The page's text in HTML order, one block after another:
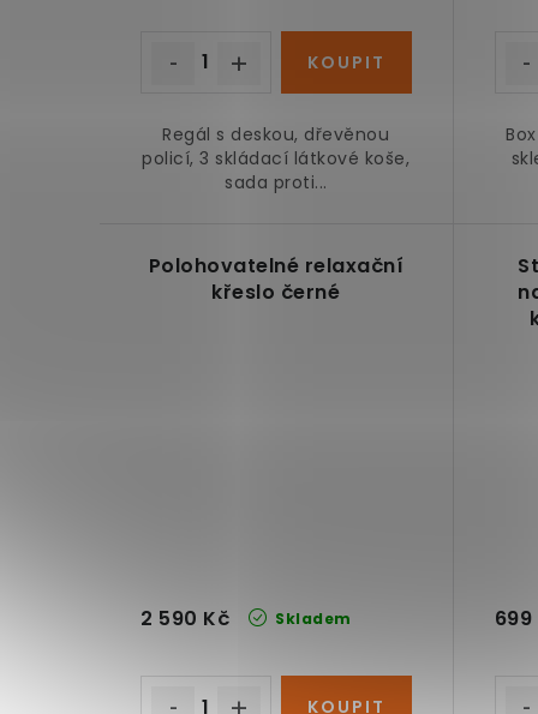
Regál s deskou, dřevěnou
policí, 3 skládací látkové koše,
sada proti...
Polohovatelné relaxační
křeslo černé
Skladem
2 590 Kč 699